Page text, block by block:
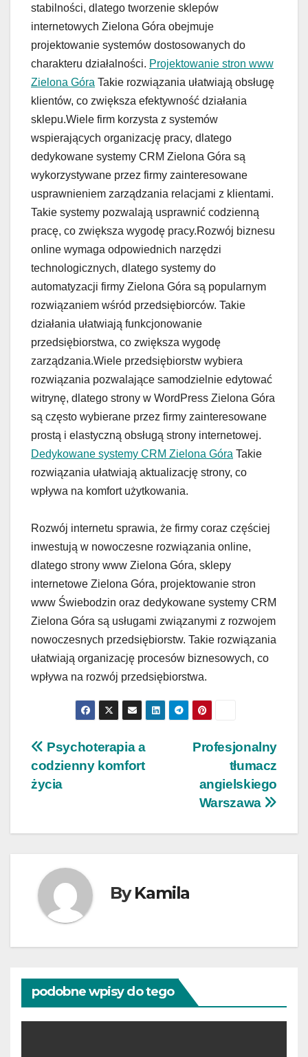
stabilności, dlatego tworzenie sklepów
internetowych Zielona Góra obejmuje
projektowanie systemów dostosowanych do
charakteru działalności. Projektowanie stron www
Zielona Góra Takie rozwiązania ułatwiają obsługę
klientów, co zwiększa efektywność działania
sklepu.Wiele firm korzysta z systemów
wspierających organizację pracy, dlatego
dedykowane systemy CRM Zielona Góra są
wykorzystywane przez firmy zainteresowane
usprawnieniem zarządzania relacjami z klientami.
Takie systemy pozwalają usprawnić codzienną
pracę, co zwiększa wygodę pracy.Rozwój biznesu
online wymaga odpowiednich narzędzi
technologicznych, dlatego systemy do
automatyzacji firmy Zielona Góra są popularnym
rozwiązaniem wśród przedsiębiorców. Takie
działania ułatwiają funkcjonowanie
przedsiębiorstwa, co zwiększa wygodę
zarządzania.Wiele przedsiębiorstw wybiera
rozwiązania pozwalające samodzielnie edytować
witrynę, dlatego strony w WordPress Zielona Góra
są często wybierane przez firmy zainteresowane
prostą i elastyczną obsługą strony internetowej.
Dedykowane systemy CRM Zielona Góra Takie
rozwiązania ułatwiają aktualizację strony, co
wpływa na komfort użytkowania.
Rozwój internetu sprawia, że firmy coraz częściej
inwestują w nowoczesne rozwiązania online,
dlatego strony www Zielona Góra, sklepy
internetowe Zielona Góra, projektowanie stron
www Świebodzin oraz dedykowane systemy CRM
Zielona Góra są usługami związanymi z rozwojem
nowoczesnych przedsiębiorstw. Takie rozwiązania
ułatwiają organizację procesów biznesowych, co
wpływa na rozwój przedsiębiorstwa.
Nawigacja
wpisu
Profesjonalny
tłumacz
angielskiego
Warszawa
Psychoterapia a
codzienny komfort
życia
ByKamila
podobne wpisy do tego